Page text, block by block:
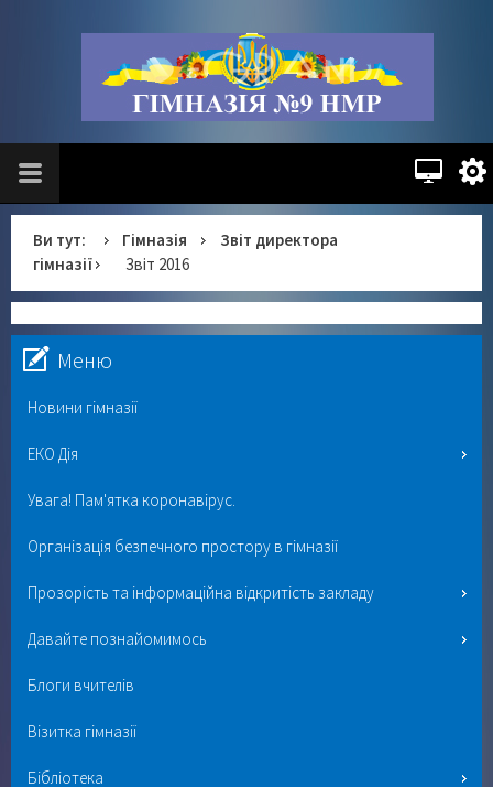
Ви тут: Гімназія
Звіт директора
гімназії
Звіт 2016
Меню
Новини гімназії
ЕКО Дія
Увага! Пам'ятка коронавірус.
Організація безпечного простору в гімназії
Прозорість та інформаційна відкритість закладу
Давайте познайомимось
Блоги вчителів
Візитка гімназії
Бібліотека